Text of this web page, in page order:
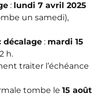
: lundi 7 avril 2025
un samedi),
décalage : mardi 15
h.
traiter l’échéance
tombe le 15 août